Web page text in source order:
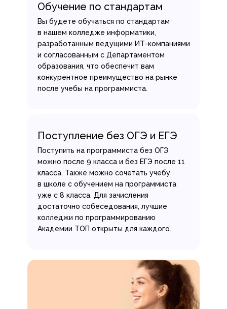
Обучение по стандартам
Вы будете обучаться по стандартам
в нашем колледже информатики,
разработанным ведущими ИТ-компаниями
и согласованным с Департаментом
образования, что обеспечит вам
конкурентное преимущество на рынке
после учебы на программиста.
Поступление без ОГЭ и ЕГЭ
Поступить на программиста без ОГЭ
можно после 9 класса и без ЕГЭ после 11
класса. Также можно сочетать учебу
в школе с обучением на программиста
уже с 8 класса. Для зачисления
достаточно собеседования, лучшие
колледжи по программированию
Академии ТОП открыты для каждого.